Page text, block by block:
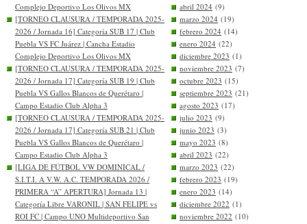
Complejo Deportivo Los Olivos MX
[TORNEO CLAUSURA / TEMPORADA 2025-
2026 / Jornada 16] Categoría SUB 17 | Club
Puebla VS FC Juárez | Cancha Estadio
Complejo Deportivo Los Olivos MX
[TORNEO CLAUSURA / TEMPORADA 2025-
2026 / Jornada 17] Categoría SUB 19 | Club
Puebla VS Gallos Blancos de Querétaro |
Campo Estadio Club Alpha 3
[TORNEO CLAUSURA / TEMPORADA 2025-
2026 / Jornada 17] Categoría SUB 21 | Club
Puebla VS Gallos Blancos de Querétaro |
Campo Estadio Club Alpha 3
[LIGA DE FÚTBOL VW DOMINICAL /
S.I.T.I. A V.W. A.C. TEMPORADA 2026 /
PRIMERA “A” APERTURA] Jornada 13 |
Categoría Libre VARONIL | SAN FELIPE vs
ROI FC | Campo UNO Multideportivo San
abril 2024 (9)
marzo 2024 (19)
febrero 2024 (14)
enero 2024 (22)
diciembre 2023 (1)
noviembre 2023 (7)
octubre 2023 (15)
septiembre 2023 (21)
agosto 2023 (17)
julio 2023 (9)
junio 2023 (3)
mayo 2023 (8)
abril 2023 (22)
marzo 2023 (22)
febrero 2023 (19)
enero 2023 (14)
diciembre 2022 (1)
noviembre 2022 (10)